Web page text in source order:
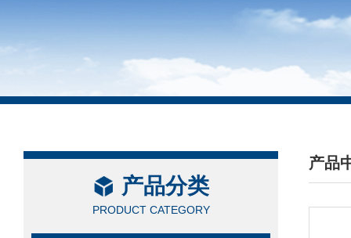
产品分类
PRODUCT CATEGORY
产品
/